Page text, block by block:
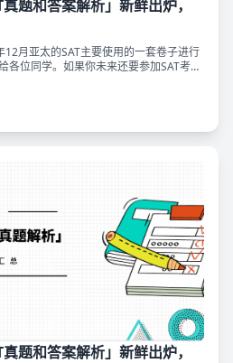
题和答案解析」新鲜出炉，
月亚太的SAT主要使用的一套卷子进行
各位同学。如果你未来还要参加SAT考
值。领取方式见文末。 除少数国家的
题和答案解析」新鲜出炉，